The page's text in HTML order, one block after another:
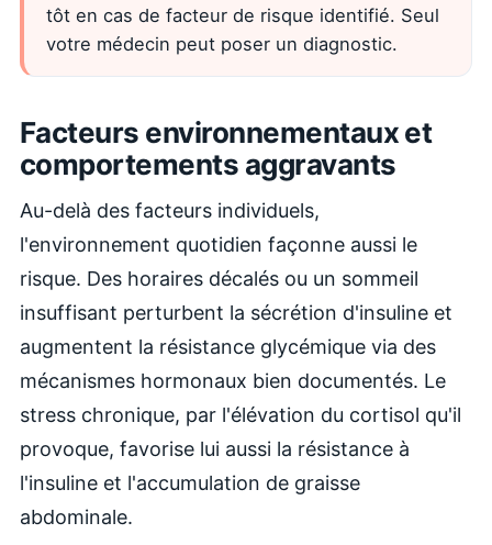
tôt en cas de facteur de risque identifié. Seul
votre médecin peut poser un diagnostic.
Facteurs environnementaux et
comportements aggravants
Au-delà des facteurs individuels,
l'environnement quotidien façonne aussi le
risque. Des horaires décalés ou un sommeil
insuffisant perturbent la sécrétion d'insuline et
augmentent la résistance glycémique via des
mécanismes hormonaux bien documentés. Le
stress chronique, par l'élévation du cortisol qu'il
provoque, favorise lui aussi la résistance à
l'insuline et l'accumulation de graisse
abdominale.